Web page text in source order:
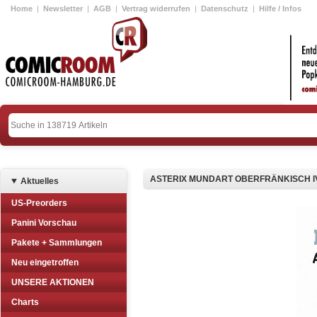
Home | Newsletter | AGB | Vertrag widerrufen | Datenschutz | Hilfe / Infos
Aktuelles
US-Preorders
Panini Vorschau
Pakete + Sammlungen
Neu eingetroffen
UNSERE AKTIONEN
Charts
ASTERIX MUNDART OBERFRÄNKISCH